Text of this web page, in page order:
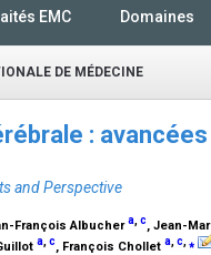
EMC Domaines
DE MÉDECINE
:
and Perspective
François Albuchera c, Jean-
a c, François Chollet a c ⁎